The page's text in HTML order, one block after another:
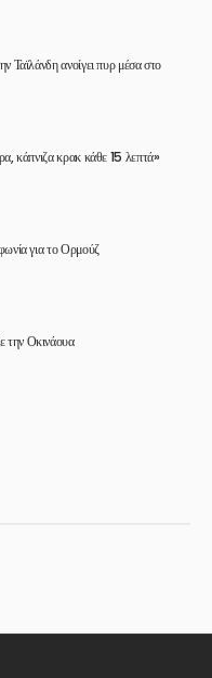
Ταϊλάνδη ανοίγει πυρ μέσα στο
κάπνιζα κρακ κάθε 15 λεπτά»
για το Ορμούζ
Οκινάουα